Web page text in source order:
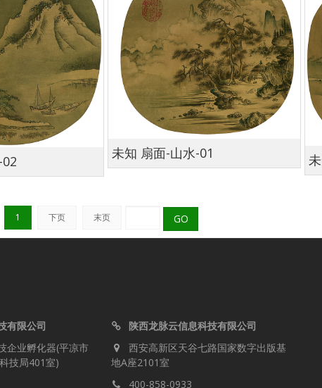
未知 扇面-山水-01
1 下页 末页 GO
有限公司
企业孵化器(平凉市
技局401室)
陕西龙脉云信息科技有限公司
西安高新区天谷七路国家数字出版基
地A座2101室
400-858-0933